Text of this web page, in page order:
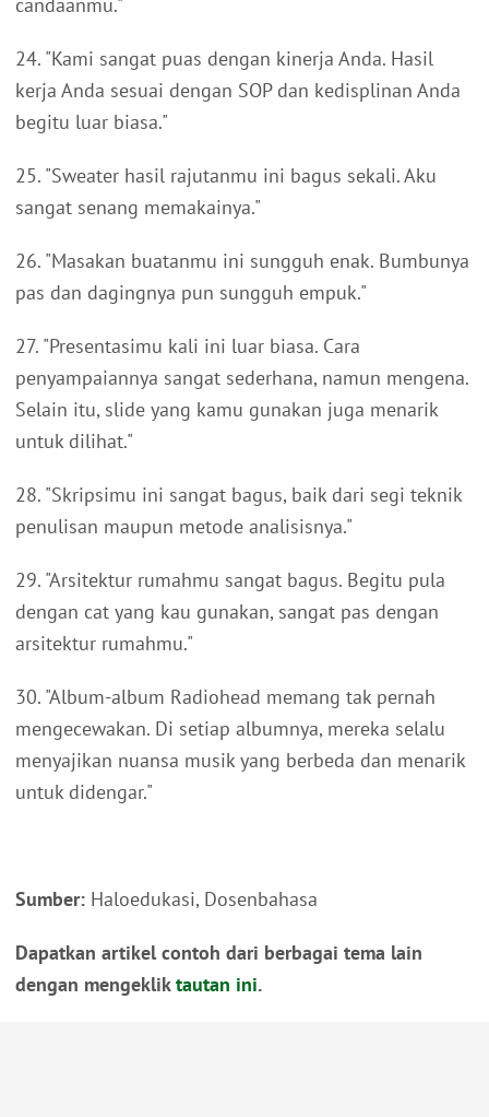
24. "Kami sangat puas dengan kinerja Anda. Hasil
kerja Anda sesuai dengan SOP dan kedisplinan Anda
begitu luar biasa."
25. "Sweater hasil rajutanmu ini bagus sekali. Aku
sangat senang memakainya."
26. "Masakan buatanmu ini sungguh enak. Bumbunya
pas dan dagingnya pun sungguh empuk."
27. "Presentasimu kali ini luar biasa. Cara
penyampaiannya sangat sederhana, namun mengena.
Selain itu, slide yang kamu gunakan juga menarik
untuk dilihat."
28. "Skripsimu ini sangat bagus, baik dari segi teknik
penulisan maupun metode analisisnya."
29. "Arsitektur rumahmu sangat bagus. Begitu pula
dengan cat yang kau gunakan, sangat pas dengan
arsitektur rumahmu."
30. "Album-album Radiohead memang tak pernah
mengecewakan. Di setiap albumnya, mereka selalu
menyajikan nuansa musik yang berbeda dan menarik
untuk didengar."
Sumber: Haloedukasi, Dosenbahasa
Dapatkan artikel contoh dari berbagai tema lain
dengan mengekliktautan ini.